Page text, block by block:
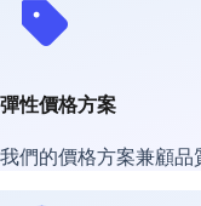
彈性價格方案
我們的價格方案兼顧